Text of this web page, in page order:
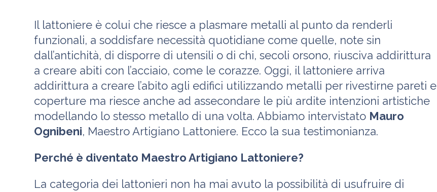
Il lattoniere è colui che riesce a plasmare metalli al punto da renderli
funzionali, a soddisfare necessità quotidiane come quelle, note sin
dall’antichità, di disporre di utensili o di chi, secoli orsono, riusciva addirittura
a creare abiti con l’acciaio, come le corazze. Oggi, il lattoniere arriva
addirittura a creare l’abito agli edifici utilizzando metalli per rivestirne pareti e
coperture ma riesce anche ad assecondare le più ardite intenzioni artistiche
modellando lo stesso metallo di una volta. Abbiamo intervistato Mauro
Ognibeni, Maestro Artigiano Lattoniere. Ecco la sua testimonianza.
Perché è diventato Maestro Artigiano Lattoniere?
La categoria dei lattonieri non ha mai avuto la possibilità di usufruire di